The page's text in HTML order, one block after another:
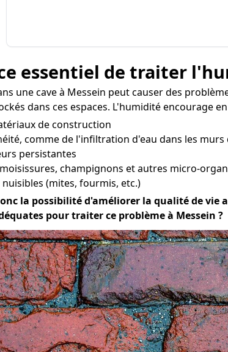
essentiel de traiter
une cave à Messein peut causer des
dans ces espaces. L'humidité encourage
de construction
comme de l'infiltration d'eau dans les murs
persistantes
champignons et autres micro-
(mites, fourmis, etc.)
la possibilité d'améliorer la qualité de
pour traiter ce problème à Messein ?